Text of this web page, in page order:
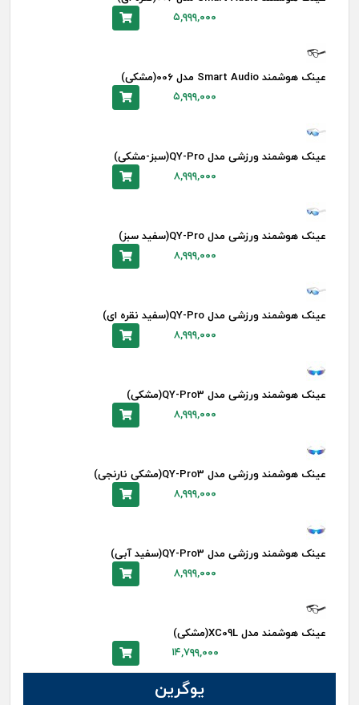
۵,۹۹۹,۰۰۰
عینک هوشمند Smart Audio مدل 006(مشکی)
۵,۹۹۹,۰۰۰
عینک هوشمند ورزشی مدل QY-Pro(سبز-مشکی)
۸,۹۹۹,۰۰۰
عینک هوشمند ورزشی مدل QY-Pro(سفید سبز)
۸,۹۹۹,۰۰۰
عینک هوشمند ورزشی مدل QY-Pro(سفید نقره ای)
۸,۹۹۹,۰۰۰
عینک هوشمند ورزشی مدل QY-Pro3(مشکی)
۸,۹۹۹,۰۰۰
عینک هوشمند ورزشی مدل QY-Pro3(مشکی نارنجی)
۸,۹۹۹,۰۰۰
عینک هوشمند ورزشی مدل QY-Pro3(سفید آبی)
۸,۹۹۹,۰۰۰
عینک هوشمند مدل XC09L(مشکی)
۱۴,۷۹۹,۰۰۰
یوگرین